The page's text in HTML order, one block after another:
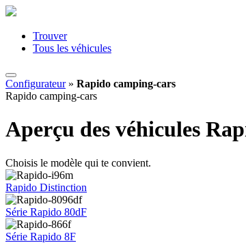
Trouver
Tous les véhicules
Configurateur» Rapido camping-cars
Rapido camping-cars
Aperçu des véhicules
Choisis le modèle qui te convient.
Rapido Distinction
Série Rapido 80dF
Série Rapido 8F